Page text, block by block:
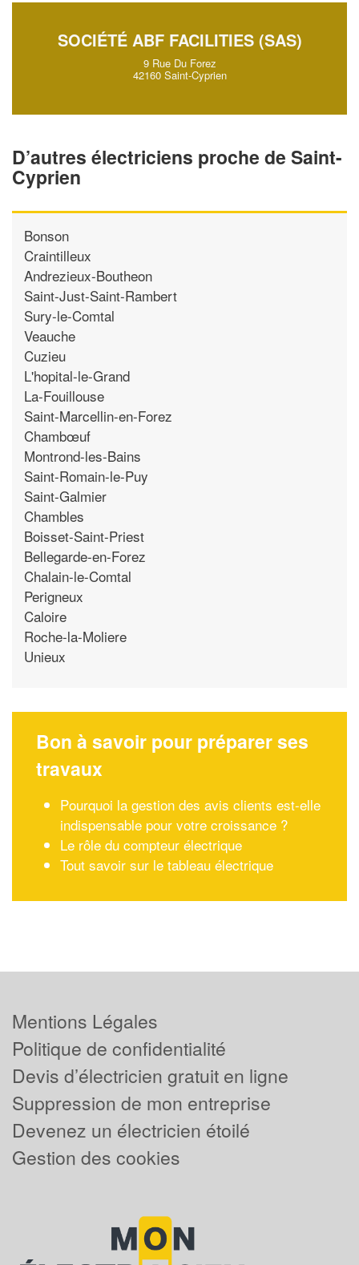
SOCIÉTÉ ABF FACILITIES (SAS)
9 Rue Du Forez
42160 Saint-Cyprien
D’autres électriciens proche de Saint-
Cyprien
Bonson
Craintilleux
Andrezieux-Boutheon
Saint-Just-Saint-Rambert
Sury-le-Comtal
Veauche
Cuzieu
L'hopital-le-Grand
La-Fouillouse
Saint-Marcellin-en-Forez
Chambœuf
Montrond-les-Bains
Saint-Romain-le-Puy
Saint-Galmier
Chambles
Boisset-Saint-Priest
Bellegarde-en-Forez
Chalain-le-Comtal
Perigneux
Caloire
Roche-la-Moliere
Unieux
Bon à savoir pour préparer ses
travaux
Pourquoi la gestion des avis clients est-elle
indispensable pour votre croissance ?
Le rôle du compteur électrique
Tout savoir sur le tableau électrique
Mentions Légales
Politique de confidentialité
Devis d’électricien gratuit en ligne
Suppression de mon entreprise
Devenez un électricien étoilé
Gestion des cookies